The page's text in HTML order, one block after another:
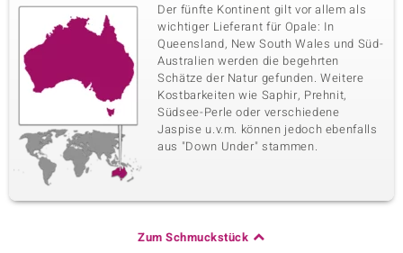
Der fünfte Kontinent gilt vor allem als
wichtiger Lieferant für Opale: In
Queensland, New South Wales und Süd-
Australien werden die begehrten
Schätze der Natur gefunden. Weitere
Kostbarkeiten wie Saphir, Prehnit,
Südsee-Perle oder verschiedene
Jaspise u.v.m. können jedoch ebenfalls
aus "Down Under" stammen.
Zum Schmuckstück